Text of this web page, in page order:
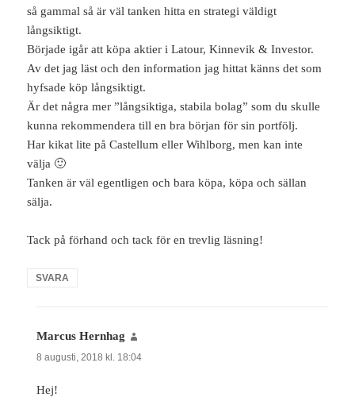
så gammal så är väl tanken hitta en strategi väldigt
långsiktigt.
Började igår att köpa aktier i Latour, Kinnevik & Investor.
Av det jag läst och den information jag hittat känns det som
hyfsade köp långsiktigt.
Är det några mer ”långsiktiga, stabila bolag” som du skulle
kunna rekommendera till en bra början för sin portfölj.
Har kikat lite på Castellum eller Wihlborg, men kan inte
välja 🙂
Tanken är väl egentligen och bara köpa, köpa och sällan
sälja.
Tack på förhand och tack för en trevlig läsning!
SVARA
Marcus Hernhag
8 augusti, 2018 kl. 18:04
Hej!